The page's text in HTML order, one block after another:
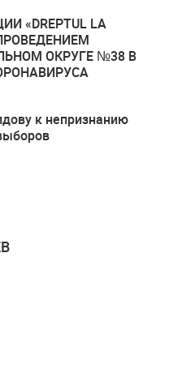
«DREPTUL LA
ОКРУГЕ №38 В
к непризнанию